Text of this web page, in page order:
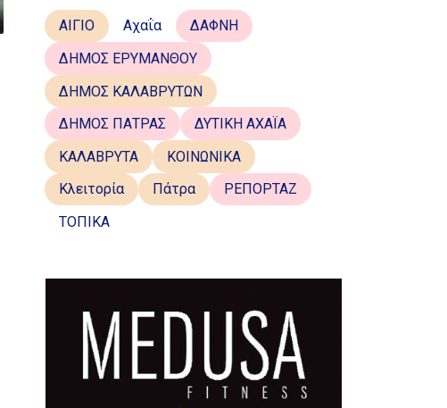
ΑΙΓΙΟ Αχαΐα
ΔΑΦΝΗ
ΔΗΜΟΣ ΕΡΥΜΑΝΘΟΥ
ΔΗΜΟΣ ΚΑΛΑΒΡΥΤΩΝ
ΔΗΜΟΣ ΠΑΤΡΑΣ
ΔΥΤΙΚΗ ΑΧΑΪΑ
ΚΑΛΑΒΡΥΤΑ
ΚΟΙΝΩΝΙΚΑ
Κλειτορία
Πάτρα
ΡΕΠΟΡΤΑΖ
ΤΟΠΙΚΑ